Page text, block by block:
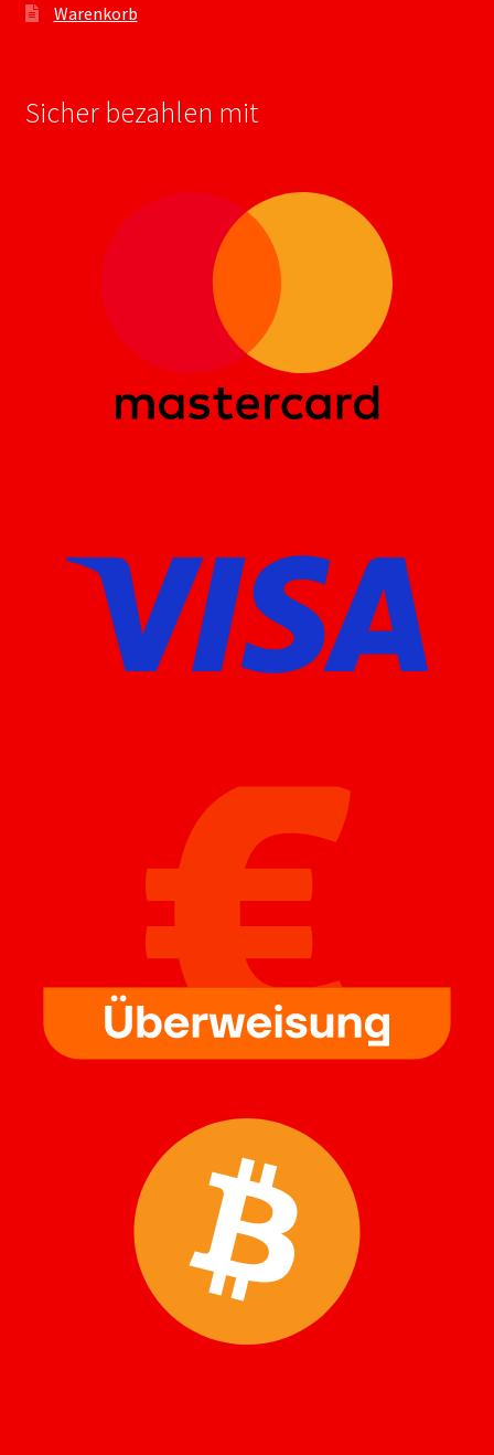
Warenkorb
Sicher bezahlen mit